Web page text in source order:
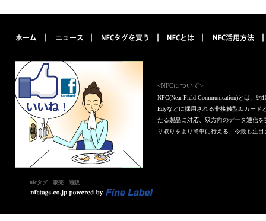
<NFCについて>
NFC(Near Field Communication)とは、
Edyなどに採用される非接触型ICカード
たる製品に対応、双方向のデータ通信
り取りをより簡単に行える、今最も注
nfcタグ 販売 通販